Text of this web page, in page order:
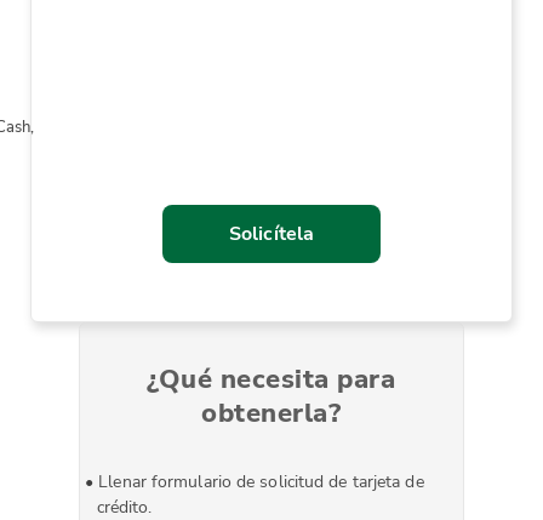
Solicítela
¿Qué necesita para
obtenerla?
Llenar formulario de solicitud de tarjeta de
crédito.